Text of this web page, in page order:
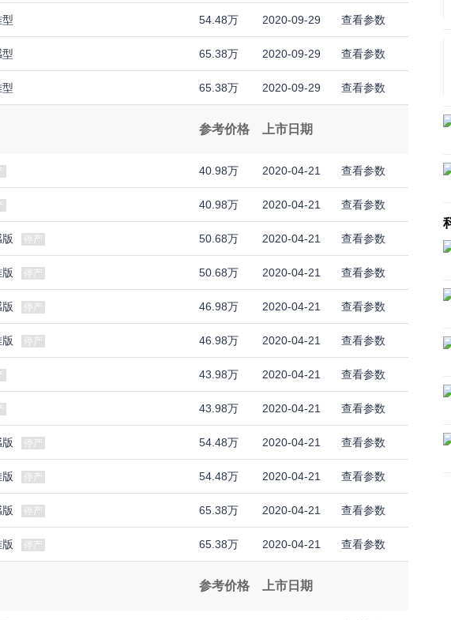
54.48万 2020-09-29 查看参数
65.38万 2020-09-29 查看参数
65.38万 2020-09-29 查看参数
参考价格 上市日期
40.98万 2020-04-21 查看参数
40.98万 2020-04-21 查看参数
停产 50.68万 2020-04-21 查看参数
停产 50.68万 2020-04-21 查看参数
停产 46.98万 2020-04-21 查看参数
停产 46.98万 2020-04-21 查看参数
43.98万 2020-04-21 查看参数
43.98万 2020-04-21 查看参数
停产 54.48万 2020-04-21 查看参数
停产 54.48万 2020-04-21 查看参数
停产 65.38万 2020-04-21 查看参数
停产 65.38万 2020-04-21 查看参数
参考价格 上市日期